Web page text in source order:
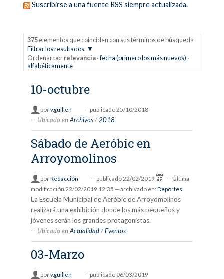
Suscribirse a una fuente RSS siempre actualizada.
375elementos que coinciden con sus términos de búsqueda
Filtrar los resultados.
Ordenar por relevancia ·fecha (primero los más nuevos) ·
alfabéticamente
10-octubre
porv.guillen — publicado 25/10/2018
Ubicado en Archivos /2018
Sábado de Aeróbic en
Arroyomolinos
porRedacción — publicado 22/02/2019 — Última
modificación 22/02/2019 12:35 — archivado en: Deportes
La Escuela Municipal de Aeróbic de Arroyomolinos
realizará una exhibición donde los más pequeños y
jóvenes serán los grandes protagonistas.
Ubicado en Actualidad /Eventos
03-Marzo
porv.guillen — publicado 06/03/2019